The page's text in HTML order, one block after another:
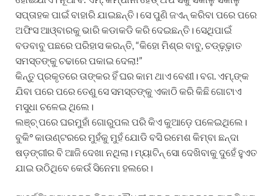
ସପ୍ତାହକ ପାଇଁ ବାହାରି ଯାଇଛନ୍ତି। ସେ ପୁଣି ଜଏନ୍ କରିବା ପରେ ପରେ
ଅଫିସ ଆଓ୍ବାରକୁ ଭାରି କଡାକଡି କରି ଦେଇଛନ୍ତି। ସେଥିପାଇଁ
ବଡବାବୁ ପଛରେ ପରିହାସ କରନ୍ତି, “କିହୋ ମିଶ୍ର ବାବୁ, ଚଡ୍ଢ଼୍ଢ଼ାତ
ସମସ୍ତଙ୍କୁ ଚଢାରେ ପକାଇ ଦେଲା!”
କିନ୍ତୁ ପ୍ରକୃତରେ ତାଙ୍କର ହିଁ ଘର କାମ ଥାଏ ବେଶୀ। ବଗ. ଏମ୍.ଙ୍କ
ଯିବା ପରେ ପରେ ତେଣୁ ସେ ସମସ୍ତଙ୍କୁ ଏକାଠି କରି କିଛି ଗୋଟାଏ
ମସୁଧା ଚଳେଇ ଥିଲେ।
ଲଞ୍ଚ୍ ପରେ ଘରମୁହାଁ ଗୋରୁପଲ ପରି କିଏ କୁଆଡ଼େ ପଳେଇଥିଲେ।
ବୁକି° କାଉଣ୍ଟରରେ ମୁହଁକୁ ମୁହଁ ଯୋଡି ବସି ରମେଶ କିମ୍ବା ଛନ୍ଦା
ଷଡ଼ଙ୍ଗୀର ବି ଆଜି ଦେଖା ନଥିଲା। ମ୍ୟାଟିନ୍ ସୋ ଦେଖିବାକୁ ଦୁହେଁ ହୁଏତ
ଯାଇ ଉଠିଥିବେ କେଉଁ ସିନେମା ହଲରେ।